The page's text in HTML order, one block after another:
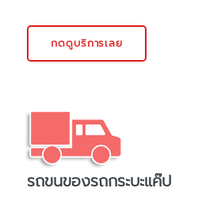
กดดูบริการเลย
รถขนของรถกระบะแค๊ป